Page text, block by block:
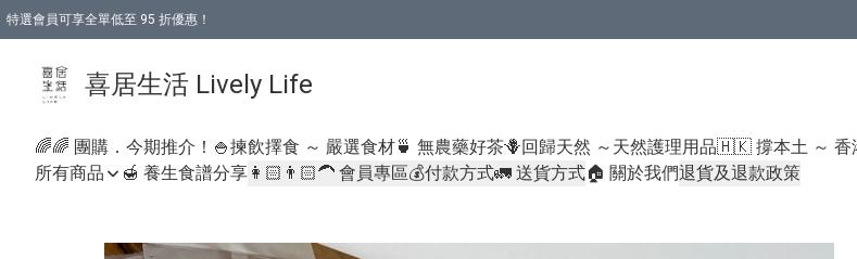
特選會員可享全單低至 95 折優惠！
喜居生活 Lively Life
🌈🌈 團購．今期推介！ 🍚揀飲擇食 ～ 嚴選食材🍵 無農藥好茶🪻回歸天然 ～天然護理用品🇭🇰 撐本土 ～ 香
所有商品
🍯 養生食譜分享 👩🏻👨🏻‍🦱 會員專區💰付款方式🚛 送貨方式🏠 關於我們退貨及退款政策